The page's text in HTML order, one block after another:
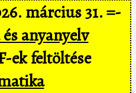
március 31. =-
anyanyelv
ek feltöltése